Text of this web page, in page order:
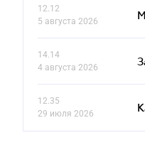
12.12
5 августа 2026
14.14
4 августа 2026
12.35
29 июля 2026